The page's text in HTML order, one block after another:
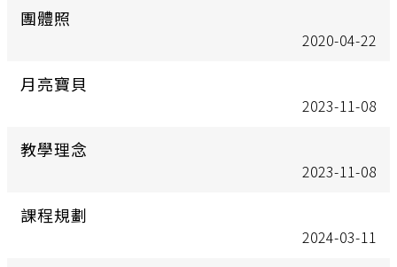
團體照
2020-04-22
月亮寶貝
2023-11-08
教學理念
2023-11-08
課程規劃
2024-03-11